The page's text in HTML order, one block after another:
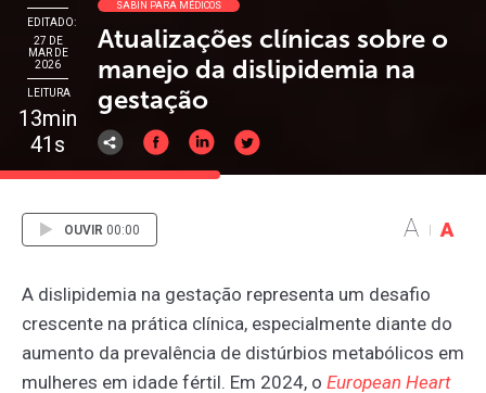
SABIN PARA MÉDICOS
Atualizações clínicas sobre o
manejo da dislipidemia na
gestação
EDITADO:
27 DE
MAR DE
2026
LEITURA
13min
41s
OUVIR 00:00 A A
A dislipidemia na gestação representa um desafio
crescente na prática clínica, especialmente diante do
aumento da prevalência de distúrbios metabólicos em
mulheres em idade fértil. Em 2024, o European Heart